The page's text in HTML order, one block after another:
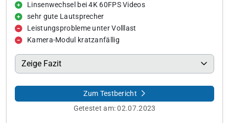
Linsenwechsel bei 4K 60FPS Videos
sehr gute Lautsprecher
Leistungsprobleme unter Volllast
Kamera-Modul kratzanfällig
Zeige Fazit
Zum Testbericht
Getestet am:02.07.2023